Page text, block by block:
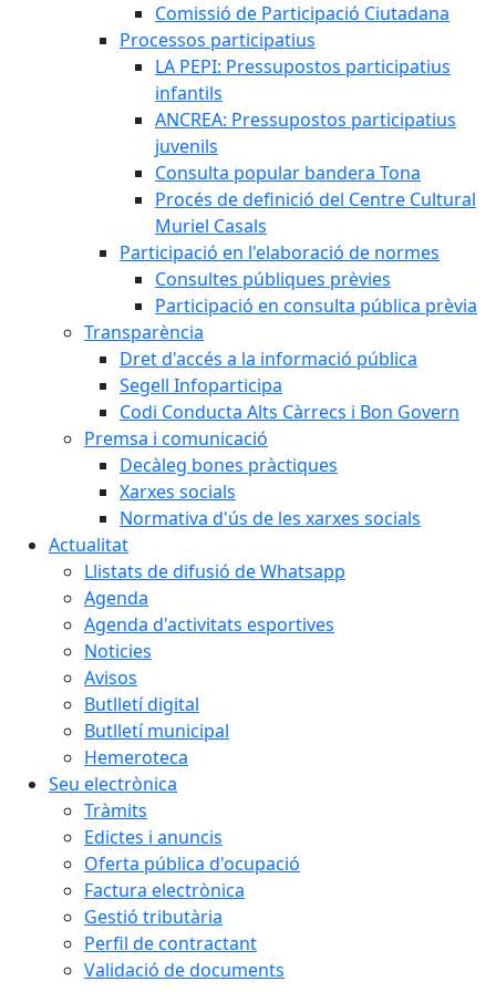
Comissió de Participació Ciutadana
Processos participatius
LA PEPI: Pressupostos participatius
infantils
ANCREA: Pressupostos participatius
juvenils
Consulta popular bandera Tona
Procés de definició del Centre Cultural
Muriel Casals
Participació en l'elaboració de normes
Consultes públiques prèvies
Participació en consulta pública prèvia
Transparència
Dret d'accés a la informació pública
Segell Infoparticipa
Codi Conducta Alts Càrrecs i Bon Govern
Premsa i comunicació
Decàleg bones pràctiques
Xarxes socials
Normativa d'ús de les xarxes socials
Actualitat
Llistats de difusió de Whatsapp
Agenda
Agenda d'activitats esportives
Noticies
Avisos
Butlletí digital
Butlletí municipal
Hemeroteca
Seu electrònica
Tràmits
Edictes i anuncis
Oferta pública d'ocupació
Factura electrònica
Gestió tributària
Perfil de contractant
Validació de documents